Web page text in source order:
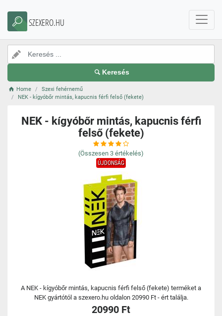
SZEXERO.HU
Keresés
Home
Szexi fehérnemű
NEK - kígyóbőr mintás, kapucnis férfi felső (fekete)
NEK - kígyóbőr mintás, kapucnis férfi
felső (fekete)
(Összesen 3 értékelés)
ÚJDONSÁG
A NEK - kígyóbőr mintás, kapucnis férfi felső (fekete) terméket a
NEK gyártótól a szexero.hu oldalon 20990 Ft - ért találja.
20990 Ft